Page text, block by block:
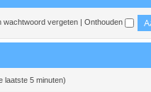
wachtwoord vergeten Onthouden
laatste 5 minuten)